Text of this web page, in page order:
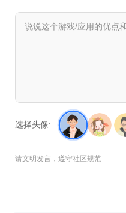
选择头像:
请文明发言，遵守社区规范